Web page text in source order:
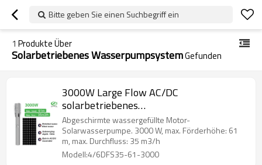
Bitte geben Sie einen Suchbegriff ein
1 Produkte Über
Solarbetriebenes WasserpumpsystemGefunden
3000W Large Flow AC/DC
solarbetriebenes
Brunnenpumpensystem 5 PS
Solarpumpenpreis Solarbohrpumpe für
Bewässerung Hersteller von
Solarpumpen
Abgeschirmte wassergefüllte Motor-
Solarwasserpumpe. 3000 W, max. Förderhöhe: 61
m, max. Durchfluss: 35 m3/h
Modell:4/6DFS35-61-3000